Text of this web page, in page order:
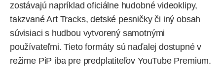
zostávajú napríklad oficiálne hudobné videoklipy,
takzvané Art Tracks, detské pesničky či iný obsah
súvisiaci s hudbou vytvorený samotnými
používateľmi. Tieto formáty sú naďalej dostupné v
režime PiP iba pre predplatiteľov YouTube Premium.